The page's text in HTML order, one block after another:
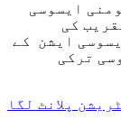
ایسوسی
کی
ایشن کے
ترکی